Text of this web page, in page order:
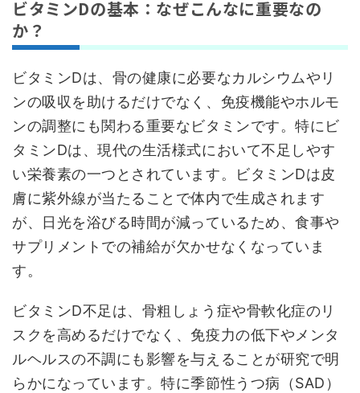
ビタミンDの基本：なぜこんなに重要なの
か？
ビタミンDは、骨の健康に必要なカルシウムやリ
ンの吸収を助けるだけでなく、免疫機能やホルモ
ンの調整にも関わる重要なビタミンです。特にビ
タミンDは、現代の生活様式において不足しやす
い栄養素の一つとされています。ビタミンDは皮
膚に紫外線が当たることで体内で生成されます
が、日光を浴びる時間が減っているため、食事や
サプリメントでの補給が欠かせなくなっていま
す。
ビタミンD不足は、骨粗しょう症や骨軟化症のリ
スクを高めるだけでなく、免疫力の低下やメンタ
ルヘルスの不調にも影響を与えることが研究で明
らかになっています。特に季節性うつ病（SAD）